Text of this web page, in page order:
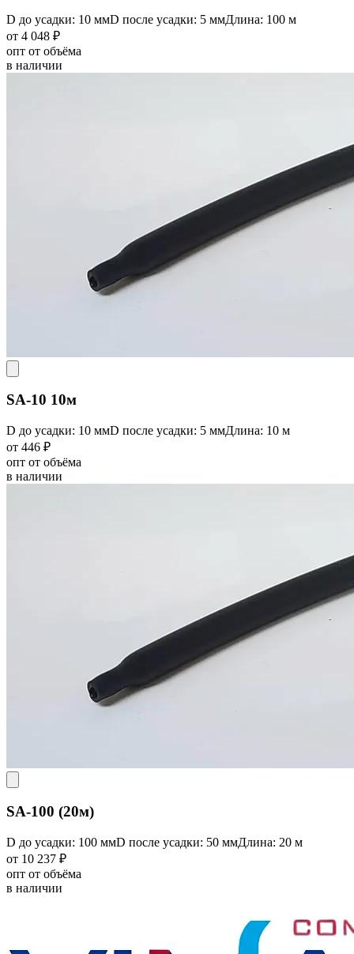
D до усадки: 10 ммD после усадки: 5 ммДлина: 100 м
от 4 048 ₽
опт от объёма
в наличии
SA-10 10м
D до усадки: 10 ммD после усадки: 5 ммДлина: 10 м
от 446 ₽
опт от объёма
в наличии
SA-100 (20м)
D до усадки: 100 ммD после усадки: 50 ммДлина: 20 м
от 10 237 ₽
опт от объёма
в наличии